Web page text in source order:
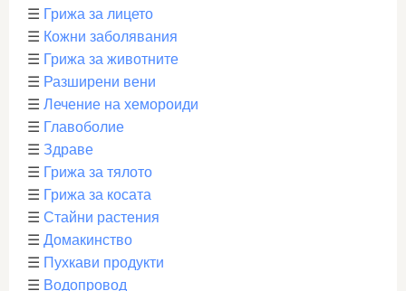
☰ Грижа за лицето
☰ Кожни заболявания
☰ Грижа за животните
☰ Разширени вени
☰ Лечение на хемороиди
☰ Главоболие
☰ Здраве
☰ Грижа за тялото
☰ Грижа за косата
☰ Стайни растения
☰ Домакинство
☰ Пухкави продукти
☰ Водопровод